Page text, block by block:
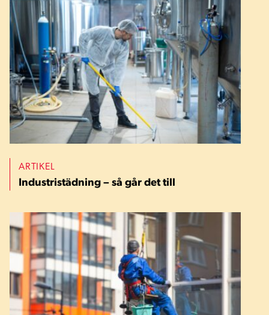
ARTIKEL
Industristädning – så går det till